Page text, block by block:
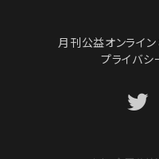
月刊公益オンライン
プライバシ